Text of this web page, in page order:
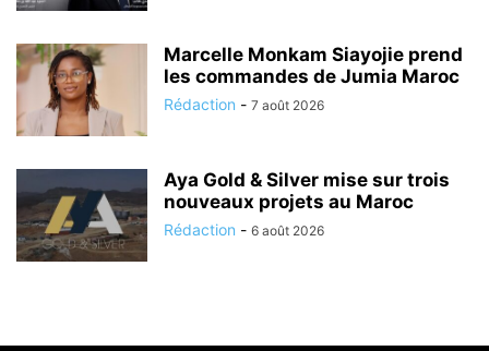
Marcelle Monkam Siayojie prend
les commandes de Jumia Maroc
Rédaction - 7 août 2026
Aya Gold & Silver mise sur trois
nouveaux projets au Maroc
Rédaction - 6 août 2026